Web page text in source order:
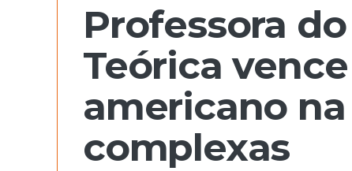
Professora
Teórica
americano
complexas